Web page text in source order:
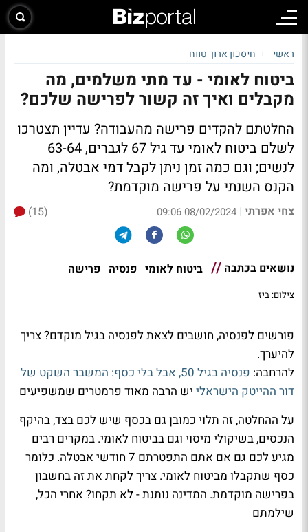
ראשי חיסכון ארוך טווח
ביטוח לאומי - עד מתי משלמים, מה
מקבלים ואיך זה קשור לפרישה שלכם?
החלטתם להקדים פרישה מהעבודה? עדיין תצטרכו
לשלם ביטוח לאומי עד גיל 67 לגברים, 63-64
לנשים; וגם כמה זמן ניתן לקבל דמי אבטלה, ומה
הקנס השנתי על פרישה מוקדמת?
צחי אפרתי |
08/02/2024 09:06
(15)
נושאים בכתבה ביטוח לאומי פנסיה פרישה
צילום: ביז
פורשים לפנסיה, חושבים לצאת לפנסיה בגיל מוקדם? צריך
להיערך.
להרחבה:
פנסיה בגיל 50, אבל בלי כסף: המשבר השקט של
דור ההייטק הישראלי יש הרבה מאוד פרמטרים שמשפיעים
על ההחלטה, זה תלוי כמובן גם בכסף שיש לכם בצד, בהיקף
הנכסים, בשיקולי מיסוי וגם בביטוח לאומי. במקרים רבים
מגיע לכם גם אם אתם התפטרתם 7 חודשי אבטלה. כלומר
כסף שתקבלו מביטוח לאומי. צריך לקחת את זה בחשבון
בפרישה מוקדמת. המדינה נותנת - לא תקחו? אחרי הכל,
שילמתם